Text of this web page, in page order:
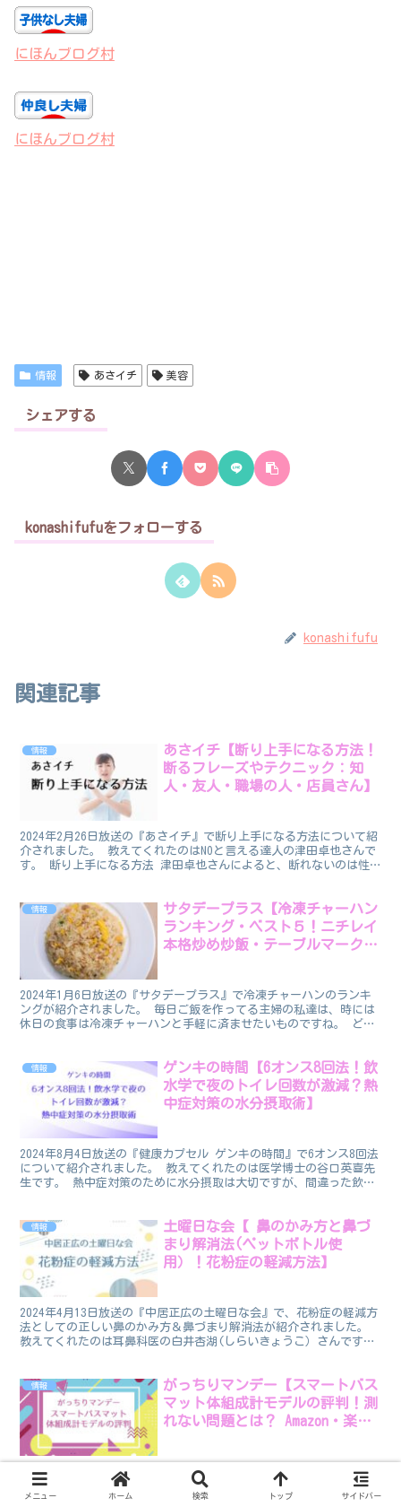
にほんブログ村
にほんブログ村
情報 あさイチ 美容
シェアする
konashifufuをフォローする
konashifufu
関連記事
情報
あさイチ【断り上手になる方法！
断るフレーズやテクニック：知
人・友人・職場の人・店員さん】
2024年2月26日放送の『あさイチ』で断り上手になる方法について紹
介されました。 教えてくれたのはNOと言える達人の津田卓也さんで
す。 断り上手になる方法 津田卓也さんによると、断れないのは性
情報
サタデープラス【冷凍チャーハン
ランキング・ベスト５！ニチレイ
本格炒め炒飯・テーブルマーク焼
2024年1月6日放送の『サタデープラス』で冷凍チャーハンのランキ
ングが紹介されました。 毎日ご飯を作ってる主婦の私達は、時には
休日の食事は冷凍チャーハンと手軽に済ませたいものですね。 どの
情報
ゲンキの時間【6オンス8回法！飲
水学で夜のトイレ回数が激減？熱
中症対策の水分摂取術】
2024年8月4日放送の『健康カプセル ゲンキの時間』で6オンス8回法
について紹介されました。 教えてくれたのは医学博士の谷口英喜先
生です。 熱中症対策のために水分摂取は大切ですが、間違った飲み
情報
土曜日な会【 鼻のかみ方と鼻づ
まり解消法(ペットボトル使
用）！花粉症の軽減方法】
2024年4月13日放送の『中居正広の土曜日な会』で、花粉症の軽減方
法としての正しい鼻のかみ方＆鼻づまり解消法が紹介されました。
教えてくれたのは耳鼻科医の白井杏湖(しらいきょうこ）さんです。
情報
がっちりマンデー【スマートバス
マット体組成計モデルの評判！測
れない問題とは？ Amazon・楽天
2024年7月21日放送の『がっちりマンデー』で、体重測定できるバス
マット、「スマートバスマット」体組成計モデルが紹介♪ この記事
ではスマートバスマットの評判をまずチェック！「測れない」という
メニュー ホーム 検索 トップ サイドバー